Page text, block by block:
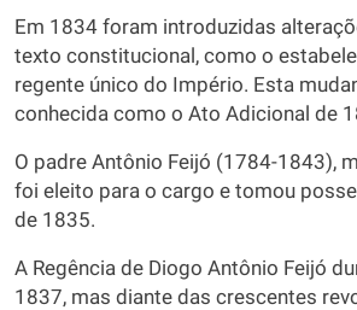
Em 1834 foram introduzidas
texto constitucional, como o
regente único do Império. Esta
conhecida como o Ato Adicional de
O padre Antônio Feijó (1784-1843),
foi eleito para o cargo e tomou
de 1835.
A Regência de Diogo Antônio Feijó
1837, mas diante das crescentes